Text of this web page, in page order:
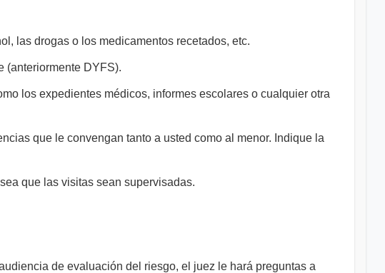
las drogas o los medicamentos recetados, etc.
(anteriormente DYFS).
los expedientes médicos, informes escolares o cualquier otra
que le convengan tanto a usted como al menor. Indique la
que las visitas sean supervisadas.
de evaluación del riesgo, el juez le hará preguntas a